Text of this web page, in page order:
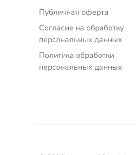
Публичная оферта
Согласие на обработку
персональных данных
Политика обработки
персональных данных